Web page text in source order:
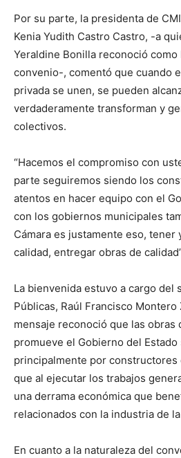
Por su parte, la presidenta de
Kenia Yudith Castro Castro, -a
Yeraldine Bonilla reconoció
convenio-, comentó que cuando
privada se unen, se pueden
verdaderamente transforman y
colectivos.
“Hacemos el compromiso con
parte seguiremos siendo los
atentos en hacer equipo con el
con los gobiernos municipales
Cámara es justamente eso, tener
calidad, entregar obras de
La bienvenida estuvo a cargo del
Públicas, Raúl Francisco Montero
mensaje reconoció que las obras
promueve el Gobierno del Estado
principalmente por constructores
que al ejecutar los trabajos
una derrama económica que
relacionados con la industria de
En cuanto a la naturaleza del